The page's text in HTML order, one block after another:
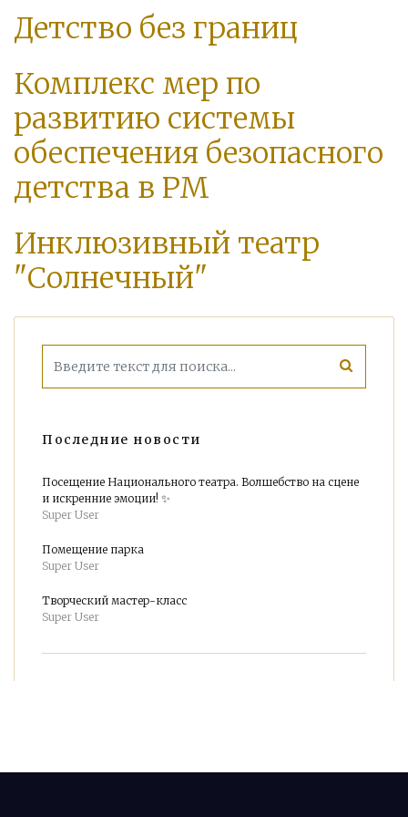
Детство без границ
Комплекс мер по
развитию системы
обеспечения безопасного
детства в РМ
Инклюзивный театр
"Солнечный"
Последние новости
Посещение Национального театра. Волшебство на сцене
и искренние эмоции! ✨
Super User
Помещение парка
Super User
Творческий мастер-класс
Super User